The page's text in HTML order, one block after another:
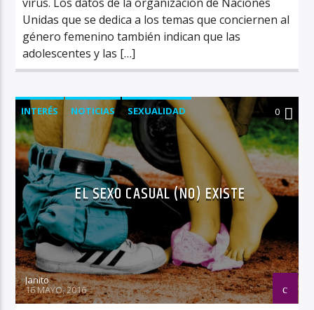
Unidas que se dedica a los temas que conciernen al
género femenino también indican que las
adolescentes y las […]
INTERÉS NOTICIAS SEXUALIDAD 0
EL SEXO CASUAL (NO) EXISTE
Janito
16 MAYO, 2016